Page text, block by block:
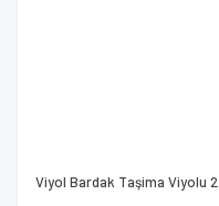
Viyol Bardak Taşima Viyolu 2